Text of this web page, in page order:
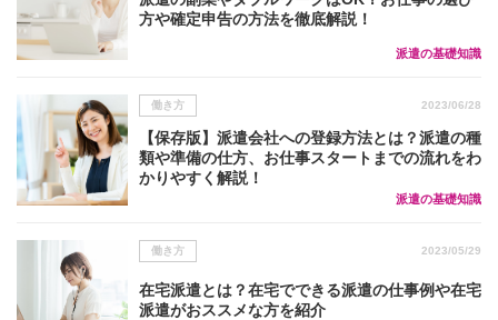
方や確定申告の方法を徹底解説！
派遣の基礎知識
働き方 2023/06/28
【保存版】派遣会社への登録方法とは？派遣の種
類や準備の仕方、お仕事スタートまでの流れをわ
かりやすく解説！
派遣の基礎知識
働き方 2023/05/29
在宅派遣とは？在宅でできる派遣の仕事例や在宅
派遣がおススメな方を紹介